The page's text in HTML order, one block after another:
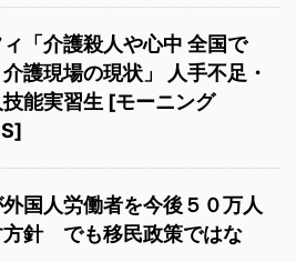
「介護殺人や心中 全国で
護現場の現状」 人手不足・
能実習生 [モーニング
国人労働者を今後５０万人
方針 でも移民政策ではな